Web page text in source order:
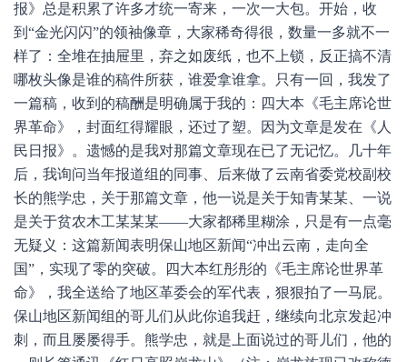
报》总是积累了许多才统一寄来，一次一大包。开始，收
到“金光闪闪”的领袖像章，大家稀奇得很，数量一多就不一
样了：全堆在抽屉里，弃之如废纸，也不上锁，反正搞不清
哪枚头像是谁的稿件所获，谁爱拿谁拿。只有一回，我发了
一篇稿，收到的稿酬是明确属于我的：四大本《毛主席论世
界革命》，封面红得耀眼，还过了塑。因为文章是发在《人
民日报》。遗憾的是我对那篇文章现在已了无记忆。几十年
后，我询问当年报道组的同事、后来做了云南省委党校副校
长的熊学忠，关于那篇文章，他一说是关于知青某某、一说
是关于贫农木工某某某——大家都稀里糊涂，只是有一点毫
无疑义：这篇新闻表明保山地区新闻“冲出云南，走向全
国”，实现了零的突破。四大本红彤彤的《毛主席论世界革
命》，我全送给了地区革委会的军代表，狠狠拍了一马屁。
保山地区新闻组的哥儿们从此你追我赶，继续向北京发起冲
刺，而且屡屡得手。熊学忠，就是上面说过的哥儿们，他的